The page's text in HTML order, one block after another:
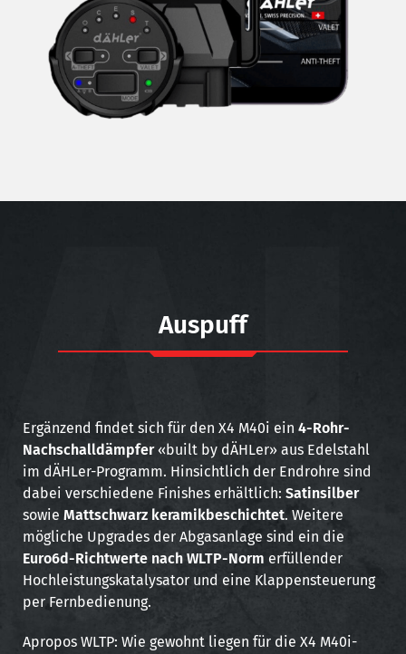
Auspuff
Ergänzend findet sich für den X4 M40i ein 4-Rohr-
Nachschalldämpfer«built by dÄHLer» aus Edelstahl
im dÄHLer-Programm. Hinsichtlich der Endrohre sind
dabei verschiedene Finishes erhältlich: Satinsilber
sowie Mattschwarz keramikbeschichtet. Weitere
mögliche Upgrades der Abgasanlage sind ein die
Euro6d-Richtwerte nach WLTP-Norm erfüllender
Hochleistungskatalysator und eine Klappensteuerung
per Fernbedienung.
Apropos WLTP: Wie gewohnt liegen für die X4 M40i-